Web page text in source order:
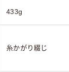
433g
糸かがり綴じ